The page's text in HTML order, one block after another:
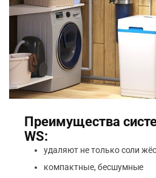
Преимущества
WS:
удаляют не только соли
компактные, бесшумные